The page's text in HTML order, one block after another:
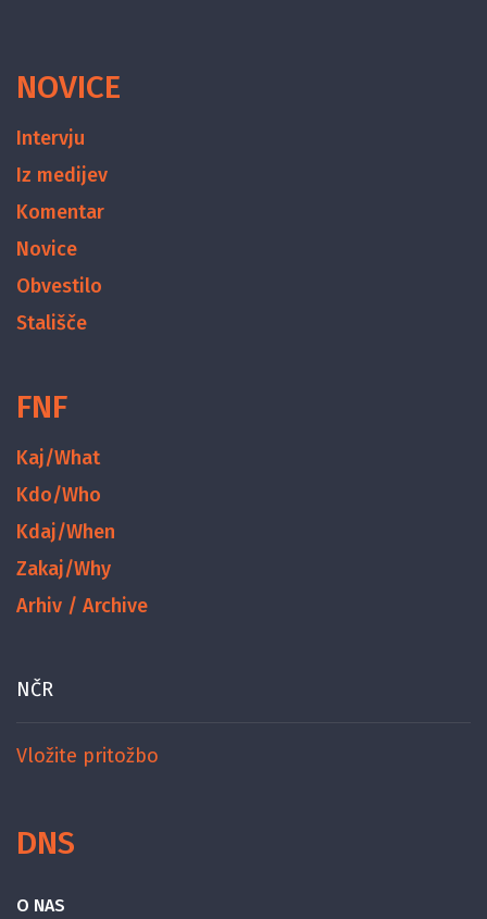
NOVICE
Intervju
Iz medijev
Komentar
Novice
Obvestilo
Stališče
FNF
Kaj/What
Kdo/Who
Kdaj/When
Zakaj/Why
Arhiv / Archive
NČR
Vložite pritožbo
DNS
O NAS